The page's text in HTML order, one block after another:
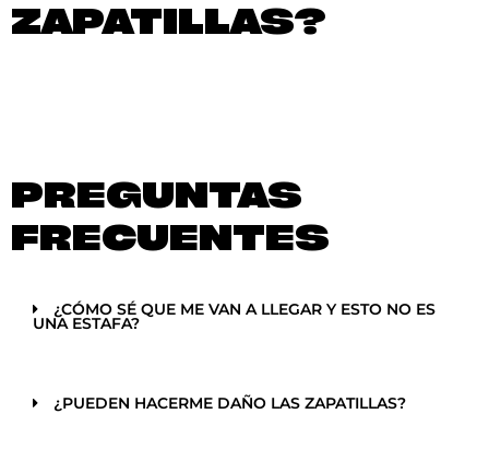
ZAPATILLAS?
PREGUNTAS
FRECUENTES
¿CÓMO SÉ QUE ME VAN A LLEGAR Y ESTO NO ES
UNA ESTAFA?
¿PUEDEN HACERME DAÑO LAS ZAPATILLAS?